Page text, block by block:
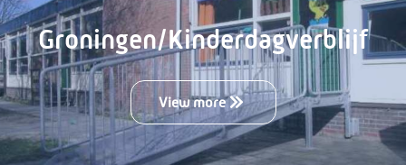
Groningen/Kinderdagverblijf
View more